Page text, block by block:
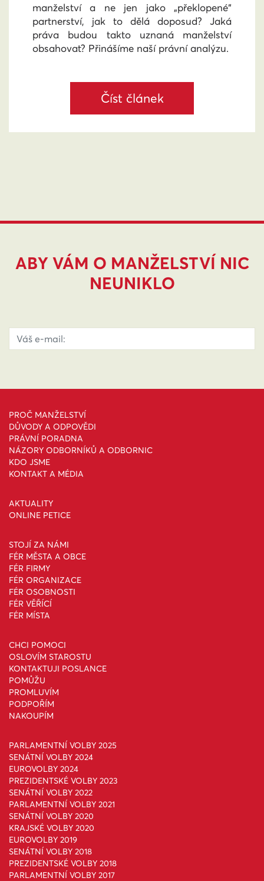
manželství a ne jen jako „překlopené“
partnerství, jak to dělá doposud? Jaká
práva budou takto uznaná manželství
obsahovat? Přinášíme naší právní analýzu.
Číst článek
ABY VÁM O MANŽELSTVÍ NIC
NEUNIKLO
PROČ MANŽELSTVÍ
DŮVODY A ODPOVĚDI
PRÁVNÍ PORADNA
NÁZORY ODBORNÍKŮ A ODBORNIC
KDO JSME
KONTAKT A MÉDIA
AKTUALITY
ONLINE PETICE
STOJÍ ZA NÁMI
FÉR MĚSTA A OBCE
FÉR FIRMY
FÉR ORGANIZACE
FÉR OSOBNOSTI
FÉR VĚŘÍCÍ
FÉR MÍSTA
CHCI POMOCI
OSLOVÍM STAROSTU
KONTAKTUJI POSLANCE
POMŮŽU
PROMLUVÍM
PODPOŘÍM
NAKOUPÍM
PARLAMENTNÍ VOLBY 2025
SENÁTNÍ VOLBY 2024
EUROVOLBY 2024
PREZIDENTSKÉ VOLBY 2023
SENÁTNÍ VOLBY 2022
PARLAMENTNÍ VOLBY 2021
SENÁTNÍ VOLBY 2020
KRAJSKÉ VOLBY 2020
EUROVOLBY 2019
SENÁTNÍ VOLBY 2018
PREZIDENTSKÉ VOLBY 2018
PARLAMENTNÍ VOLBY 2017